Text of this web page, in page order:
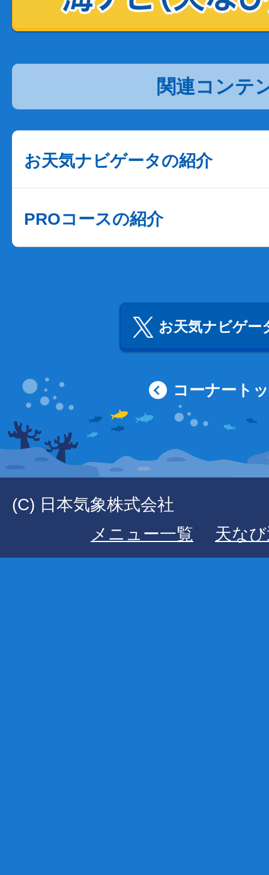
関連コンテ
お天気ナビゲータの紹介
PROコースの紹介
お天気ナビゲー
コーナート
(C) 日本気象株式会社
メニュー一覧
天な